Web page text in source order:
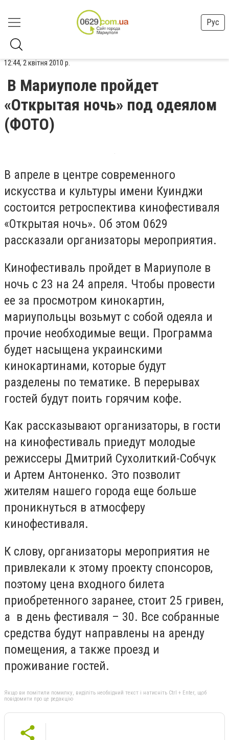
Рус
12:44, 2 квітня 2010 р.
В Мариуполе пройдет
«Открытая ночь» под одеялом
(ФОТО)
В апреле в центре современного
искусства и культуры имени Куинджи
состоится ретроспектива кинофестиваля
«Открытая ночь». Об этом 0629
рассказали организаторы мероприятия.
Кинофестиваль пройдет в Мариуполе в
ночь с 23 на 24 апреля. Чтобы провести
ее за просмотром кинокартин,
мариупольцы возьмут с собой одеяла и
прочие необходимые вещи. Программа
будет насыщена украинскими
кинокартинами, которые будут
разделены по тематике. В перерывах
гостей будут поить горячим кофе.
Как рассказывают организаторы, в гости
на кинофестиваль приедут молодые
режиссеры Дмитрий Сухолиткий-Собчук
и Артем Антоненко. Это позволит
жителям нашего города еще больше
проникнуться в атмосферу
кинофестиваля.
К слову, организаторы мероприятия не
привлекали к этому проекту спонсоров,
поэтому цена входного билета
приобретенного заранее, стоит 25 гривен,
а в день фестиваля – 30. Все собранные
средства будут направлены на аренду
помещения, а также проезд и
проживание гостей.
Якщо ви помітили помилку, виділіть необхідний текст і натисніть Ctrl + Enter, щоб
повідомити про це редакцію